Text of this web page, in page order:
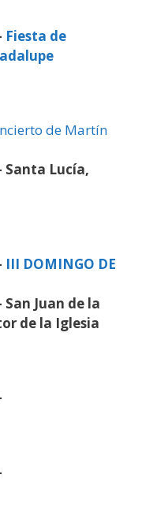
Fiesta de
de Martín
Santa Lucía,
III DOMINGO DE
Juan de la
de la Iglesia